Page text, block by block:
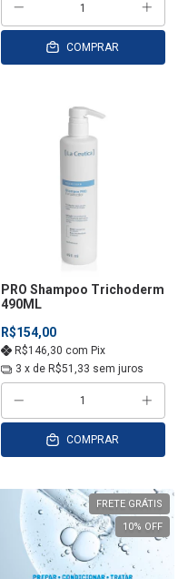
COMPRAR
PRO Shampoo Trichoderm
490ML
R$154,00
R$146,30 com Pix
3 x de R$51,33 sem juros
COMPRAR
FRETE GRÁTIS
10% OFF